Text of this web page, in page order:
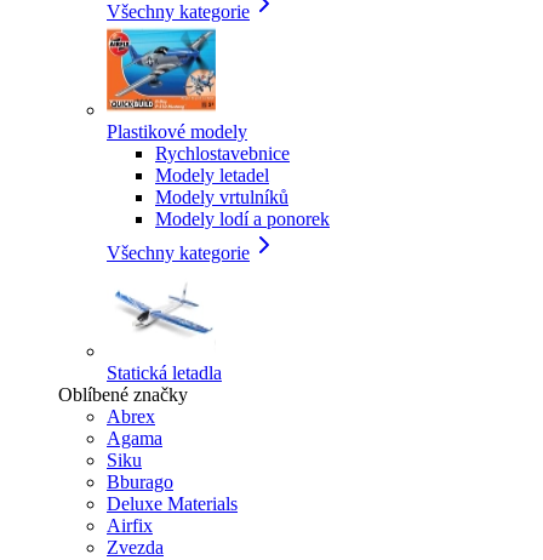
Všechny kategorie
Plastikové modely
Rychlostavebnice
Modely letadel
Modely vrtulníků
Modely lodí a ponorek
Všechny kategorie
Statická letadla
Oblíbené značky
Abrex
Agama
Siku
Bburago
Deluxe Materials
Airfix
Zvezda